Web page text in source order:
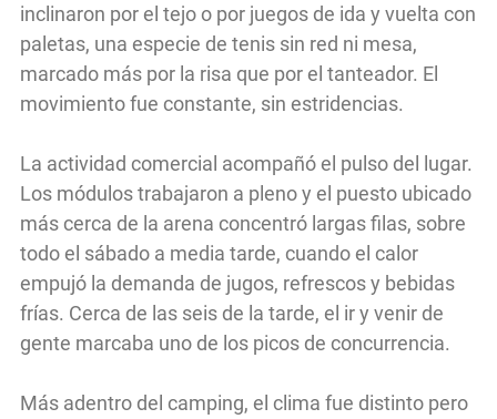
inclinaron por el tejo o por juegos de ida y vuelta con
paletas, una especie de tenis sin red ni mesa,
marcado más por la risa que por el tanteador. El
movimiento fue constante, sin estridencias.
La actividad comercial acompañó el pulso del lugar.
Los módulos trabajaron a pleno y el puesto ubicado
más cerca de la arena concentró largas filas, sobre
todo el sábado a media tarde, cuando el calor
empujó la demanda de jugos, refrescos y bebidas
frías. Cerca de las seis de la tarde, el ir y venir de
gente marcaba uno de los picos de concurrencia.
Más adentro del camping, el clima fue distinto pero